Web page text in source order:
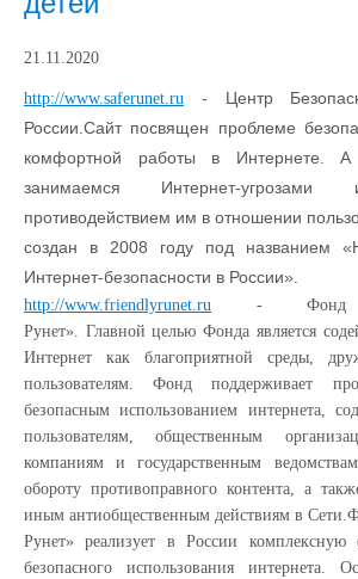
21.11.2020
http://www.saferunet.ru - Центр
России.Сайт посвящен проблеме
комфортной работы в Интернете.
занимаемся Интернет-
противодействием им в отношении
создан в 2008 году под названием
Интернет-безопасности в России».
http://www.friendlyrunet.ru - Фонд
Рунет». Главной целью Фонда является
Интернет как благоприятной среды,
пользователям. Фонд поддерживает
безопасным использованием интернета,
пользователям, общественным
компаниям и государственным
обороту противоправного контента, а
иным антиобщественным действиям в
Рунет» реализует в России комплексную
безопасного использования интернета.